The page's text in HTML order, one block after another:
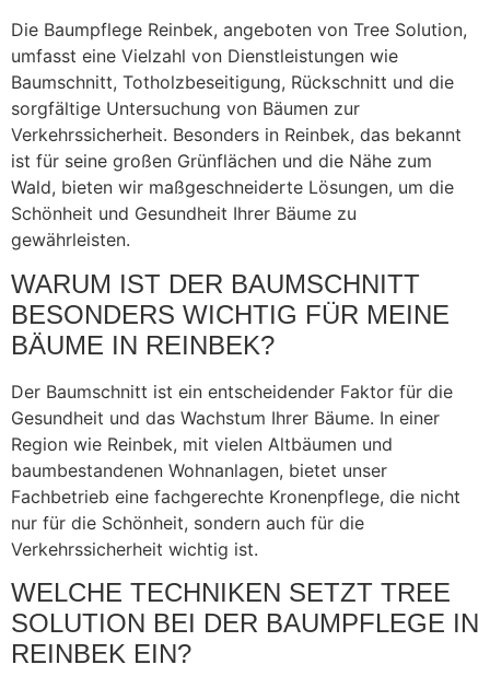
Die Baumpflege Reinbek, angeboten von Tree Solution,
umfasst eine Vielzahl von Dienstleistungen wie
Baumschnitt, Totholzbeseitigung, Rückschnitt und die
sorgfältige Untersuchung von Bäumen zur
Verkehrssicherheit. Besonders in Reinbek, das bekannt
ist für seine großen Grünflächen und die Nähe zum
Wald, bieten wir maßgeschneiderte Lösungen, um die
Schönheit und Gesundheit Ihrer Bäume zu
gewährleisten.
WARUM IST DER BAUMSCHNITT
BESONDERS WICHTIG FÜR MEINE
BÄUME IN REINBEK?
Der Baumschnitt ist ein entscheidender Faktor für die
Gesundheit und das Wachstum Ihrer Bäume. In einer
Region wie Reinbek, mit vielen Altbäumen und
baumbestandenen Wohnanlagen, bietet unser
Fachbetrieb eine fachgerechte Kronenpflege, die nicht
nur für die Schönheit, sondern auch für die
Verkehrssicherheit wichtig ist.
WELCHE TECHNIKEN SETZT TREE
SOLUTION BEI DER BAUMPFLEGE IN
REINBEK EIN?